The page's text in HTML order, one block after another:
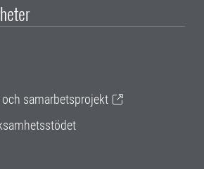
samarbetsprojekt